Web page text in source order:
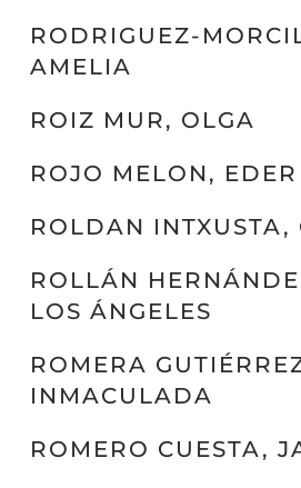
RODRIGUEZ-
AMELIA
ROIZ MUR, OLGA
ROJO MELON,
ROLDAN INTXUSTA,
ROLLÁN
LOS ÁNGELES
ROMERA
INMACULADA
ROMERO CUESTA,